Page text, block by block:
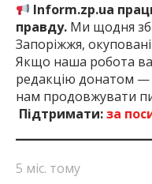
Inform.zp.ua
правду. Ми щодня
Запоріжжя, окуповані
Якщо наша робота
редакцію донатом
нам продовжувати
Підтримати:за
5 міс. тому